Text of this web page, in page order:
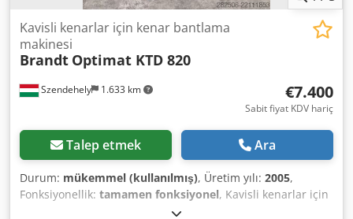
Szendehely 1.633 km
Kavisli kenarlar için kenar bantlama
makinesi
Brandt Optimat KTD 820
€7.400
Sabit fiyat KDV hariç
Talep etmek Ara
Durum: mükemmel (kullanılmış), Üretim yılı: 2005,
Fonksiyonellik: tamamen fonksiyonel, Kavisli kenarlar için
uygun. İyi durumda, test edilebilir! Cedpfozc Hxqjx Aqieha